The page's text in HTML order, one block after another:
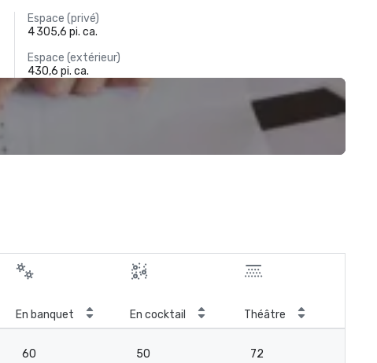
Espace (privé)
4 305,6 pi. ca.
Espace (extérieur)
430,6 pi. ca.
En banquet En cocktail Théâtre
60 50 72